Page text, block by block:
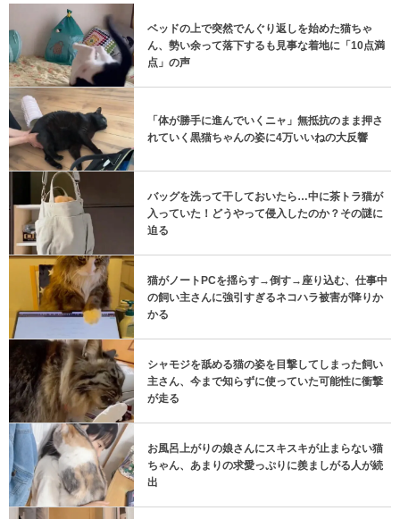
ベッドの上で突然でんぐり返しを始めた猫ちゃ
ん、勢い余って落下するも見事な着地に「10点満
点」の声
「体が勝手に進んでいくニャ」無抵抗のまま押さ
れていく黒猫ちゃんの姿に4万いいねの大反響
バッグを洗って干しておいたら…中に茶トラ猫が
入っていた！どうやって侵入したのか？その謎に
迫る
猫がノートPCを揺らす→倒す→座り込む、仕事中
の飼い主さんに強引すぎるネコハラ被害が降りか
かる
シャモジを舐める猫の姿を目撃してしまった飼い
主さん、今まで知らずに使っていた可能性に衝撃
が走る
お風呂上がりの娘さんにスキスキが止まらない猫
ちゃん、あまりの求愛っぷりに羨ましがる人が続
出